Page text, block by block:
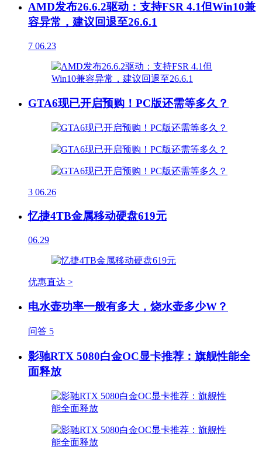
AMD发布26.6.2驱动：支持FSR 4.1但Win10兼
容异常，建议回退至26.6.1
7 06.23
GTA6现已开启预购！PC版还需等多久？
3 06.26
忆捷4TB金属移动硬盘619元
06.29
优惠直达 >
电水壶功率一般有多大，烧水壶多少W？
问答 5
影驰RTX 5080白金OC显卡推荐：旗舰性能全
面释放